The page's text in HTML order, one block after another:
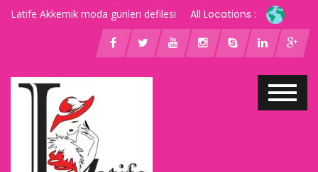
Latife Akkemik moda günleri defilesi All Locations :